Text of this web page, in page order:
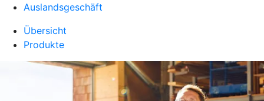
Auslandsgeschäft
Übersicht
Produkte